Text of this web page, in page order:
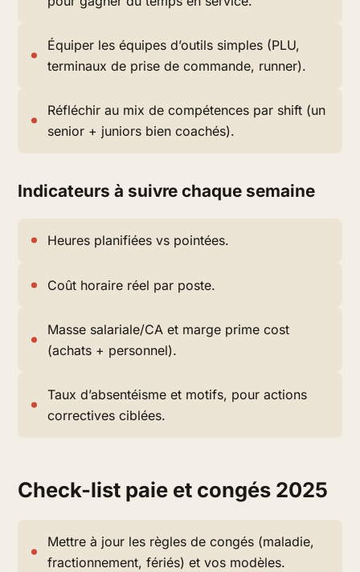
Équiper les équipes d’outils simples (PLU,
terminaux de prise de commande, runner).
Réfléchir au mix de compétences par shift (un
senior + juniors bien coachés).
Indicateurs à suivre chaque semaine
Heures planifiées vs pointées.
Coût horaire réel par poste.
Masse salariale/CA et marge prime cost
(achats + personnel).
Taux d’absentéisme et motifs, pour actions
correctives ciblées.
Check-list paie et congés 2025
Mettre à jour les règles de congés (maladie,
fractionnement, fériés) et vos modèles.